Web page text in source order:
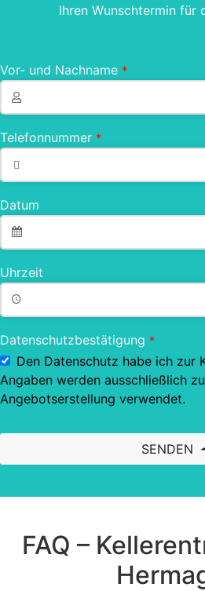
Ihren Wunschtermin für
Vor- und Nachname *
Telefonnummer *
Datum
Uhrzeit
Datenschutzbestätigung *
Den Datenschutz habe ich zur
Angaben werden ausschließlich
Angebotserstellung verwendet.
SENDEN
should
FAQ –